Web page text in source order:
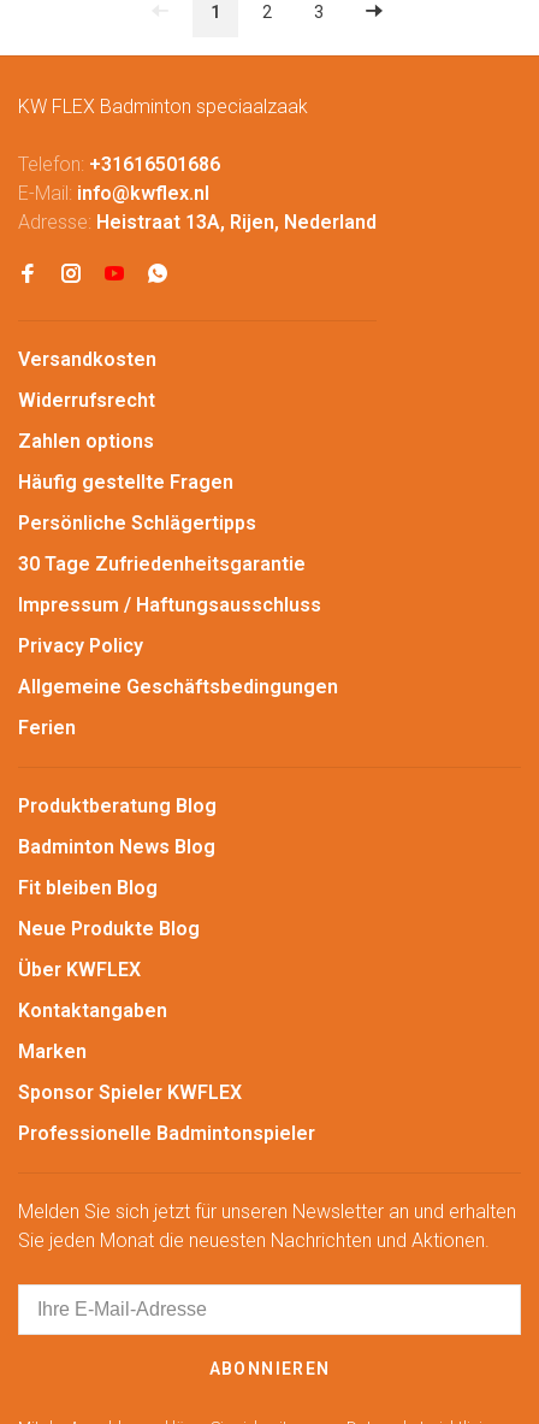
1 2 3
KW FLEX Badminton speciaalzaak
Telefon: +31616501686
E-Mail: info@kwflex.nl
Adresse: Heistraat 13A, Rijen, Nederland
Versandkosten
Widerrufsrecht
Zahlen options
Häufig gestellte Fragen
Persönliche Schlägertipps
30 Tage Zufriedenheitsgarantie
Impressum / Haftungsausschluss
Privacy Policy
Allgemeine Geschäftsbedingungen
Ferien
Produktberatung Blog
Badminton News Blog
Fit bleiben Blog
Neue Produkte Blog
Über KWFLEX
Kontaktangaben
Marken
Sponsor Spieler KWFLEX
Professionelle Badmintonspieler
Melden Sie sich jetzt für unseren Newsletter an und erhalten
Sie jeden Monat die neuesten Nachrichten und Aktionen.
ABONNIEREN